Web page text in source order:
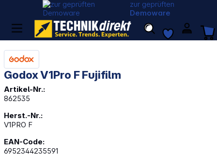
zur geprüften
Demoware
Godox V1Pro F Fujifilm
Artikel-Nr.:
862535
Herst.-Nr.:
V1PRO F
EAN-Code:
6952344235591